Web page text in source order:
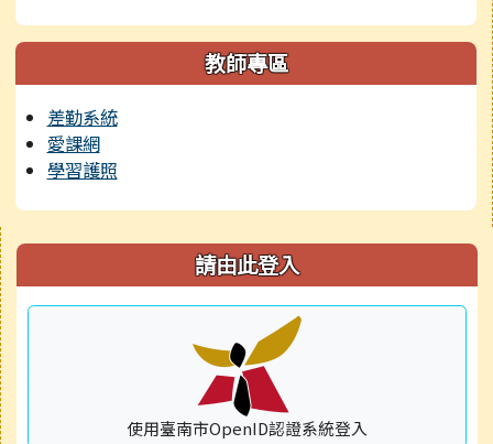
教師專區
差勤系統
愛課網
學習護照
右邊區域內容 請由此登入
使用臺南市OpenID認證系統登入